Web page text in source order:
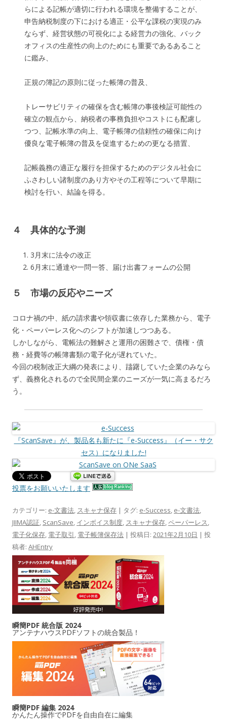
らによる記帳が適切に行われる環境を整備することが、
申告納税制度の下における適正・公平な課税の実現のみ
ならず、経営状態の可視化による経営力の強化、バック
オフィスの生産性の向上のためにも重要であるあること
に鑑み、
正規の簿記の原則に従った帳簿の普及、
トレーサビリティの確保を含む帳簿の事後検証可能性の
確立の観点から、納税者の事務負担やコストにも配慮し
つつ、記帳水準の向上、電子帳簿の信頼性の確保に向け
優良な電子帳簿の普及を促進するための更なる措置、
記帳義務の適正な履行を担保するためのデジタル社会に
ふさわしい諸制度のあり方やその工程等について早期に
検討を行い、結論を得る。
４ 具体的な予測
3月末に法令の改正
6月末に通達や一問一答、届け出書フォームの公開
５ 市場の反応やニーズ
コロナ禍の中、紙の請求書や領収書に依存した業務から、電子
化・ペーパーレス化へのシフトが加速しつつある。
しかしながら、電帳法の難解さと運用の困難さで、債権・債
務・経費等の帳簿書類の電子化が遅れていた。
今回の税制改正大綱の発表により、躊躇していた企業のみなら
ず、義務化されるので全民間企業のニーズが一気に高まるだろ
う。
『ScanSave』が、製品名も新たに『e-Success』（イー・サク
セス）になりました!
投票をお願いいたします
カテゴリー: e-文書法, スキャナ保存 | タグ: e-Success, e-文書法,
JIIMA認証, ScanSave, インボイス制度, スキャナ保存,ペーパーレス,
電子化保存, 電子取引, 電子帳簿保存法 | 投稿日: 2021年2月10日 | 投
稿者: AHEntry
瞬簡PDF 統合版 2024
アンテナハウスPDFソフトの統合製品！
瞬簡PDF 編集 2024
かんたん操作でPDFを自由自在に編集